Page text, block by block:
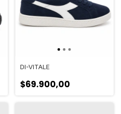
DI-VITALE
$69.900,00